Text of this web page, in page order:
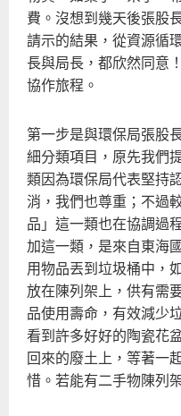
費。沒想到幾天後張股
請示的結果，從資源循
長與局長，都欣然同意
協作旅程。
第一步是與環保局張股
細分類項目，原先我們
類因為環保局代表堅持
消，我們也尊重；不過
品」這一類也在協調過
加這一類，是來自東海
用物品丟到垃圾桶中，
放在陳列架上，供有需
品使用壽命，有效減少
看到許多好好的陶瓷花
回來的廢土上，等著一
惜。若能有二手物陳列